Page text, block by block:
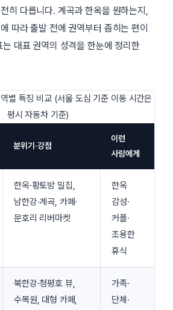
히 다릅니다. 계곡과 한옥을 원하는지,
따라 출발 전에 권역부터 좁히는 편이
대표 권역의 성격을 한눈에 정리한
별 특징 비교 (서울 도심 기준 이동 시간은
평시 자동차 기준)
분위기·강점
이런
사람에게
한옥·황토방 밀집,
남한강·계곡, 카페·
문호리 리버마켓
한옥
감성·
커플·
조용한
휴식
북한강·청평호 뷰,
수목원, 대형 카페,
가족·
단체·